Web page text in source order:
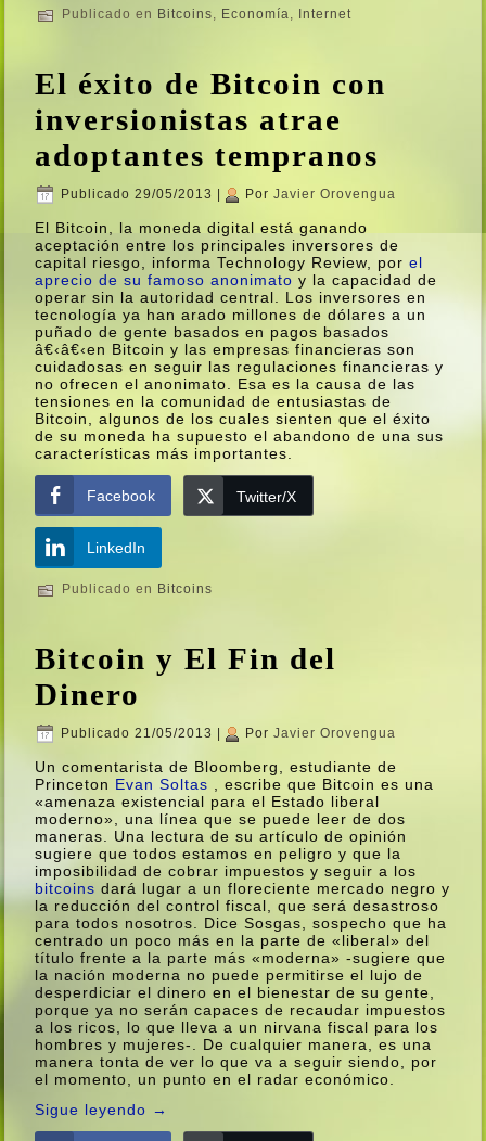
Publicado en Bitcoins, Economí­a, Internet
El éxito de Bitcoin con
inversionistas atrae
adoptantes tempranos
Publicado 29/05/2013 Por Javier Orovengua
El Bitcoin, la moneda digital está ganando
aceptación entre los principales inversores de
capital riesgo, informa Technology Review, porel
aprecio de su famoso anonimato y la capacidad de
operar sin la autoridad central. Los inversores en
tecnologí­a ya han arado millones de dólares a un
puñado de gente basados en pagos basados
â€‹â€‹en Bitcoin y las empresas financieras son
cuidadosas en seguir las regulaciones financieras y
no ofrecen el anonimato. Esa es la causa de las
tensiones en la comunidad de entusiastas de
Bitcoin, algunos de los cuales sienten que el éxito
de su moneda ha supuesto el abandono de una sus
caracterí­sticas más importantes.
Facebook Twitter/X
LinkedIn
Publicado en Bitcoins
Bitcoin y El Fin del
Dinero
Publicado 21/05/2013 Por Javier Orovengua
Un comentarista de Bloomberg, estudiante de
Princeton Evan Soltas , escribe que Bitcoin es una
«amenaza existencial para el Estado liberal
moderno», una lí­nea que se puede leer de dos
maneras. Una lectura de su artí­culo de opinión
sugiere que todos estamos en peligro y que la
imposibilidad de cobrar impuestos y seguir a los
bitcoins dará lugar a un floreciente mercado negro y
la reducción del control fiscal, que será desastroso
para todos nosotros. Dice Sosgas, sospecho que ha
centrado un poco más en la parte de «liberal» del
tí­tulo frente a la parte más «moderna» -sugiere que
la nación moderna no puede permitirse el lujo de
desperdiciar el dinero en el bienestar de su gente,
porque ya no serán capaces de recaudar impuestos
a los ricos, lo que lleva a un nirvana fiscal para los
hombres y mujeres-. De cualquier manera, es una
manera tonta de ver lo que va a seguir siendo, por
el momento, un punto en el radar económico.
Sigue leyendo →